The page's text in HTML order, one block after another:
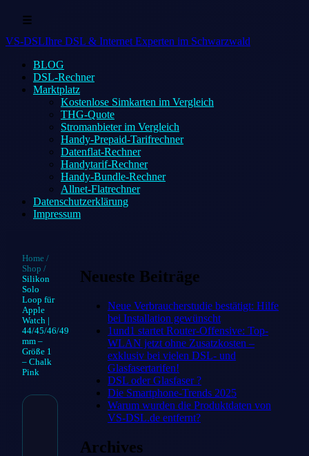
☰
VS-DSLIhre DSL & Internet Experten im Schwarzwald
BLOG
DSL-Rechner
Marktplatz
Kostenlose Simkarten im Vergleich
THG-Quote
Stromanbieter im Vergleich
Handy-Prepaid-Tarifrechner
Datenflat-Rechner
Handytarif-Rechner
Handy-Bundle-Rechner
Allnet-Flatrechner
Datenschutzerklärung
Impressum
Home /
Shop /
Silikon
Solo
Loop für
Apple
Watch |
44/45/46/49
mm –
Größe 1
– Chalk
Pink
Silikon Solo Loop
für Apple Watch |
Neueste Beiträge
Neue Verbraucherstudie bestätigt: Hilfe
bei Installation gewünscht
1und1 startet Router-Offensive: Top-
WLAN jetzt ohne Zusatzkosten –
exklusiv bei vielen DSL- und
Glasfasertarifen!
DSL oder Glasfaser ?
Die Smartphone-Trends 2025
Warum wurden die Produktdaten von
VS-DSL.de entfernt?
Archives